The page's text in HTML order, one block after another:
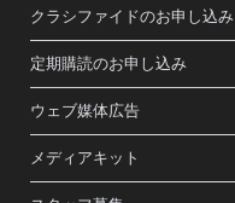
クラシファイドのお申し込み
定期購読のお申し込み
ウェブ媒体広告
メディアキット